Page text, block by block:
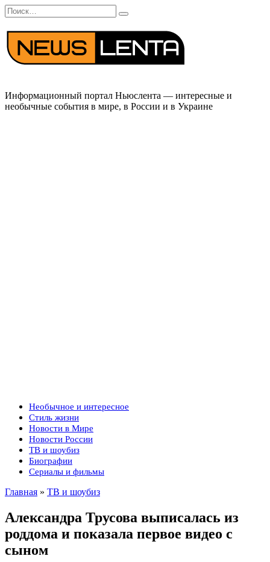
Перейти
к
содержанию
Search
for:
Информационный портал Ньюслента — интересные и
необычные события в мире, в России и в Украине
Необычное и интересное
Стиль жизни
Новости в Мире
Новости России
ТВ и шоубиз
Биографии
Сериалы и фильмы
Главная » ТВ и шоубиз
Александра Трусова выписалась из
роддома и показала первое видео с
сыном